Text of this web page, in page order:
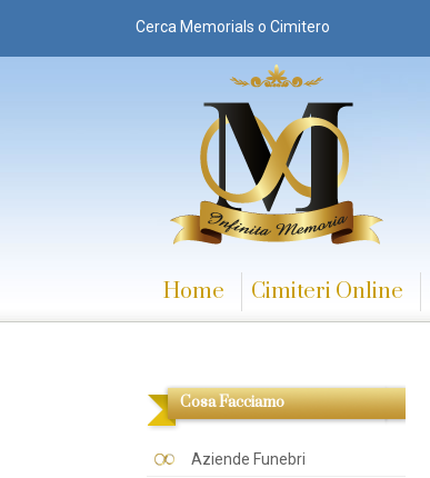
Cerca Memorials o Cimitero
Home Cimiteri Online
Cosa Facciamo
Aziende Funebri